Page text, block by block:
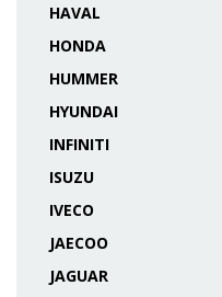
HAVAL
HONDA
HUMMER
HYUNDAI
INFINITI
ISUZU
IVECO
JAECOO
JAGUAR